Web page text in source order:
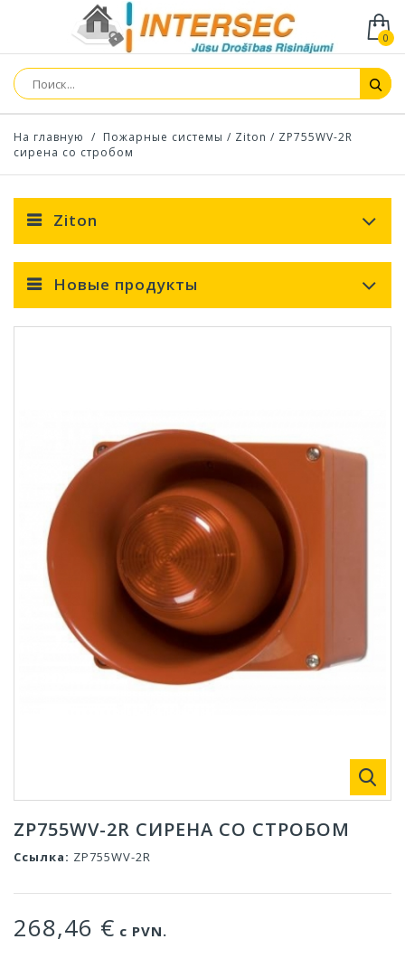
0
На главную / Пожарные системы / Ziton / ZP755WV-2R
сирена со стробом
Ziton
Новые продукты
ZP755WV-2R СИРЕНА СО СТРОБОМ
Ссылка: ZP755WV-2R
268,46 € с PVN.